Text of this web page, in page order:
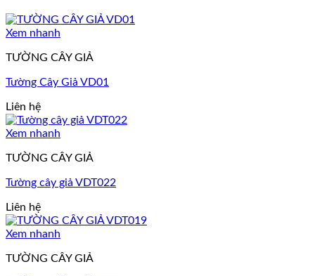
Xem nhanh
TƯỜNG CÂY GIẢ
Tường Cây Giả VD01
Liên hệ
Xem nhanh
TƯỜNG CÂY GIẢ
Tường cây giả VDT022
Liên hệ
Xem nhanh
TƯỜNG CÂY GIẢ